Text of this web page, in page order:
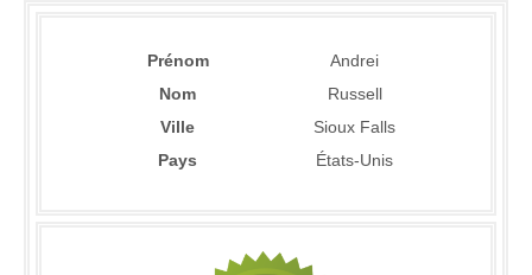
Prénom
Andrei
Nom
Russell
Ville
Sioux Falls
Pays
États-Unis